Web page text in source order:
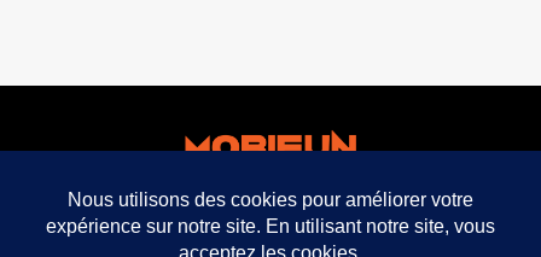
facebook twitter
mobifun ©